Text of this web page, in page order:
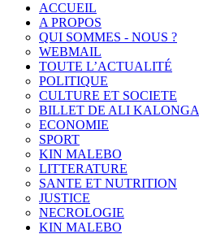
ACCUEIL
A PROPOS
QUI SOMMES - NOUS ?
WEBMAIL
TOUTE L’ACTUALITÉ
POLITIQUE
CULTURE ET SOCIETE
BILLET DE ALI KALONGA
ECONOMIE
SPORT
KIN MALEBO
LITTERATURE
SANTE ET NUTRITION
JUSTICE
NECROLOGIE
KIN MALEBO